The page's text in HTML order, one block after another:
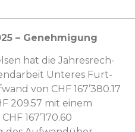
– Genehmigung
hat die Jahres­rech­
Unteres Furt­
von CHF 167’380.17
209.57 mit einem
167’170.60